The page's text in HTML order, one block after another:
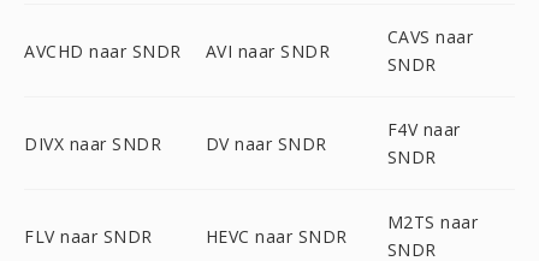
AVCHD naar SNDR AVI naar SNDR
CAVS naar
SNDR
DIVX naar SNDR DV naar SNDR
F4V naar
SNDR
FLV naar SNDR HEVC naar SNDR
M2TS naar
SNDR